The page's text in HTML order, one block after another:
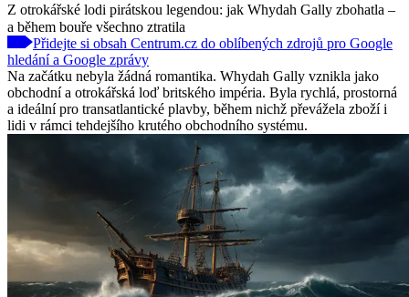
Z otrokářské lodi pirátskou legendou: jak Whydah Gally zbohatla –
a během bouře všechno ztratila
Přidejte si obsah Centrum.cz do oblíbených zdrojů pro Google
hledání a Google zprávy
Na začátku nebyla žádná romantika. Whydah Gally vznikla jako
obchodní a otrokářská loď britského impéria. Byla rychlá, prostorná
a ideální pro transatlantické plavby, během nichž převážela zboží i
lidi v rámci tehdejšího krutého obchodního systému.